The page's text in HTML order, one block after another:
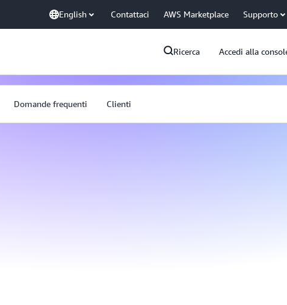
English Contattaci AWS Marketplace Supporto
Ricerca Accedi alla
Domande frequenti Clienti